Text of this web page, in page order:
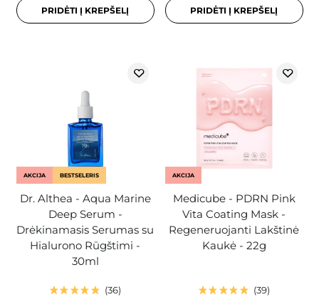
PRIDĖTI Į KREPŠELĮ PRIDĖTI Į KREPŠELĮ
AKCIJA BESTSELERIS
Dr. Althea - Aqua Marine
Deep Serum -
Drėkinamasis Serumas su
Hialurono Rūgštimi -
30ml
36
AKCIJA
Medicube - PDRN Pink
Vita Coating Mask -
Regeneruojanti Lakštinė
Kaukė - 22g
39